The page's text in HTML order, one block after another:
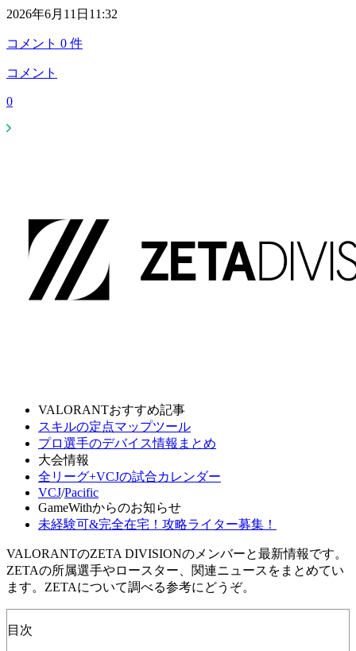
2026年6月11日11:32
コメント 0 件
コメント
0
VALORANTおすすめ記事
スキルの定点マップツール
プロ選手のデバイス情報まとめ
大会情報
全リーグ+VCJの試合カレンダー
VCJ/Pacific
GameWithからのお知らせ
未経験可&完全在宅！攻略ライター募集！
VALORANTのZETA DIVISIONのメンバーと最新情報です。
ZETAの所属選手やロースター、関連ニュースをまとめてい
ます。ZETAについて調べる参考にどうぞ。
目次